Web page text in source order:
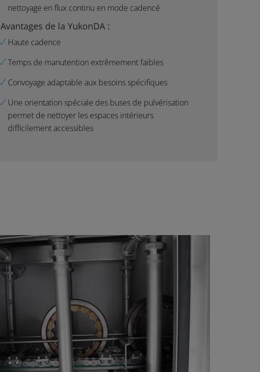
nettoyage en flux continu en mode cadencé
Avantages de la YukonDA :
Haute cadence
Temps de manutention extrêmement faibles
Convoyage adaptable aux besoins spécifiques
Une orientation spéciale des buses de pulvérisation
permet de nettoyer les espaces intérieurs
difficilement accessibles